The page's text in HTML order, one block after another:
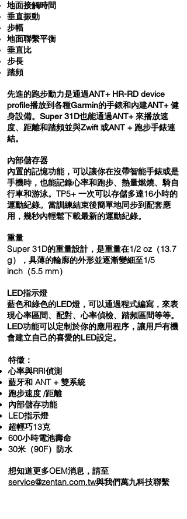
地面接觸時間
垂直振動
步幅
地面聯繫平衡
垂直比
步長
踏頻
先進的跑步動力是通過ANT+ HR-RD device
profile播放到各種Garmin的手錶和內建ANT+ 健
身設備。Super 31D也能通過ANT+ 來播放速
度、距離和踏頻並與Zwift 或ANT + 跑步手錶連
結。
內部儲存器
內置的記憶功能，可以讓你在沒帶智能手錶或是
手機時，也能記錄心率和跑步、熱量燃燒、騎自
行車和游泳。TP5+ 一次可以存儲多達16小時的
運動紀錄。當訓練結束後簡單地同步到配套應
用，幾秒內輕鬆下載最新的運動紀錄。
重量
Super 31D的重量設計，是重量在1/2 oz（13.7
g），具薄的輪廓的外形並逐漸變細至1/5
inch（5.5 mm）
LED指示燈
藍色和綠色的LED燈，可以通過程式編寫，來表
現心率區間、配對、心率偵檢、踏頻區間等等。
LED功能可以定制於你的應用程序，讓用戶有機
會建立自己的喜愛的LED設定。
特徵：
心率與RRI偵測
藍牙和 ANT + 雙系統
跑步速度 /距離
內部儲存功能
LED指示燈
超輕巧13克
600小時電池壽命
30米（90F）防水
想知道更多OEM消息，請至
service@zentan.com.tw與我們萬九科技聯繫